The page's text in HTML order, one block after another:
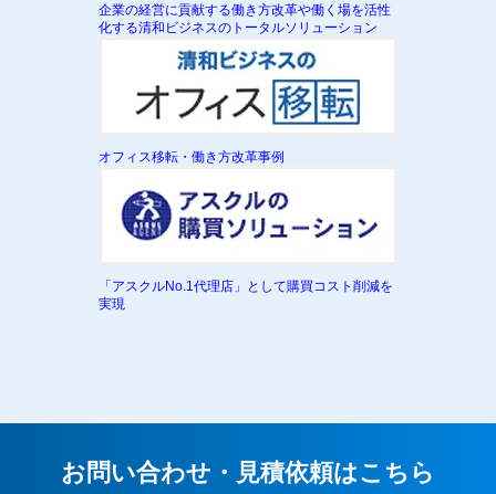
企業の経営に貢献する働き方改革や働く場を活性
化する清和ビジネスのトータルソリューション
オフィス移転・働き方改革事例
「アスクルNo.1代理店」として購買コスト削減を
実現
お問い合わせ・見積依頼はこちら